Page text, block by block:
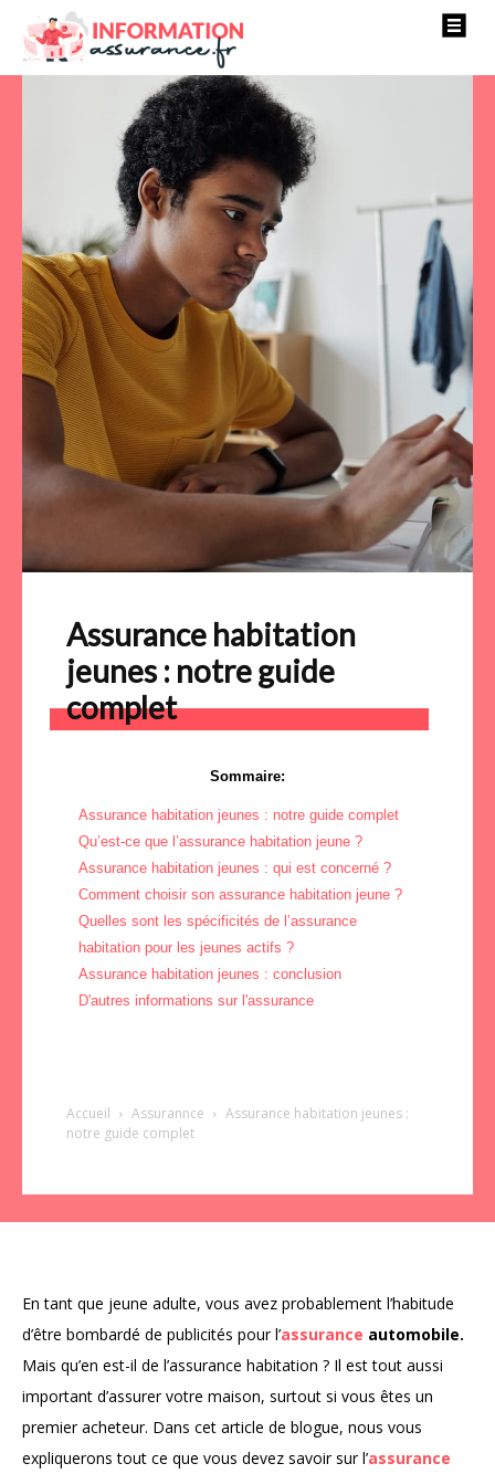
Assurance habitation
jeunes : notre guide
complet
Sommaire:
Assurance habitation jeunes : notre guide complet
Qu’est-ce que l’assurance habitation jeune ?
Assurance habitation jeunes : qui est concerné ?
Comment choisir son assurance habitation jeune ?
Quelles sont les spécificités de l’assurance
habitation pour les jeunes actifs ?
Assurance habitation jeunes : conclusion
D'autres informations sur l'assurance
Accueil Assurannce Assurance habitation jeunes :
notre guide complet
En tant que jeune adulte, vous avez probablement l’habitude
d’être bombardé de publicités pour l’assurance automobile.
Mais qu’en est-il de l’assurance habitation ? Il est tout aussi
important d’assurer votre maison, surtout si vous êtes un
premier acheteur. Dans cet article de blogue, nous vous
expliquerons tout ce que vous devez savoir sur l’assurance